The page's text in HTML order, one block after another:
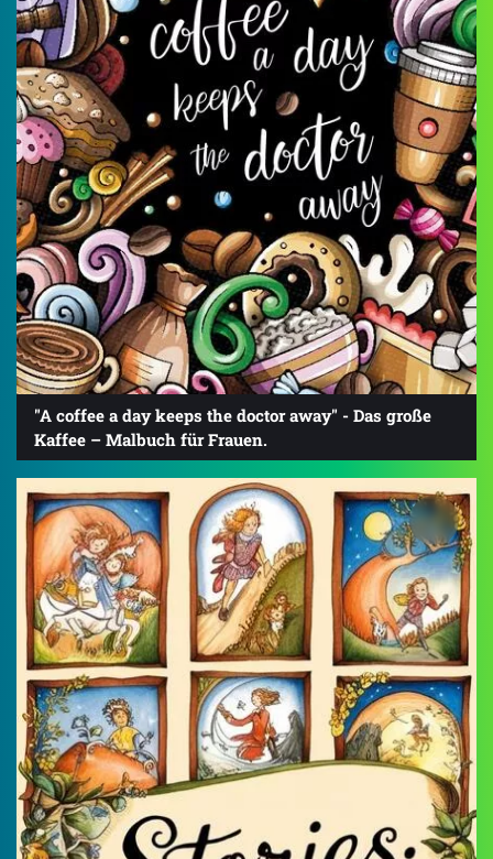
"A coffee a day keeps the doctor away" - Das große
Kaffee – Malbuch für Frauen.